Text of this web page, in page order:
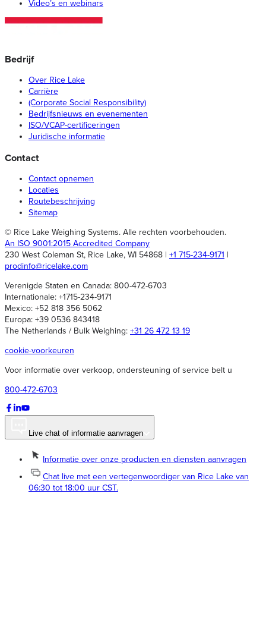
Video’s en webinars
Bedrijf
Over Rice Lake
Carrière
(Corporate Social Responsibility)
Bedrijfsnieuws en evenementen
ISO/VCAP-certificeringen
Juridische informatie
Contact
Contact opnemen
Locaties
Routebeschrijving
Sitemap
© Rice Lake Weighing Systems. Alle rechten voorbehouden.
An ISO 9001:2015 Accredited Company
230 West Coleman St, Rice Lake, WI 54868 | +1 715-234-9171 |
prodinfo@ricelake.com
Verenigde Staten en Canada: 800-472-6703
Internationale: +1715-234-9171
Mexico: +52 818 356 5062
Europa: +39 0536 843418
The Netherlands / Bulk Weighing: +31 26 472 13 19
cookie-voorkeuren
Voor informatie over verkoop, ondersteuning of service belt u
800-472-6703
Live chat of informatie aanvragen
Informatie over onze producten en diensten aanvragen
Chat live met een vertegenwoordiger van Rice Lake van
06:30 tot 18:00 uur CST.